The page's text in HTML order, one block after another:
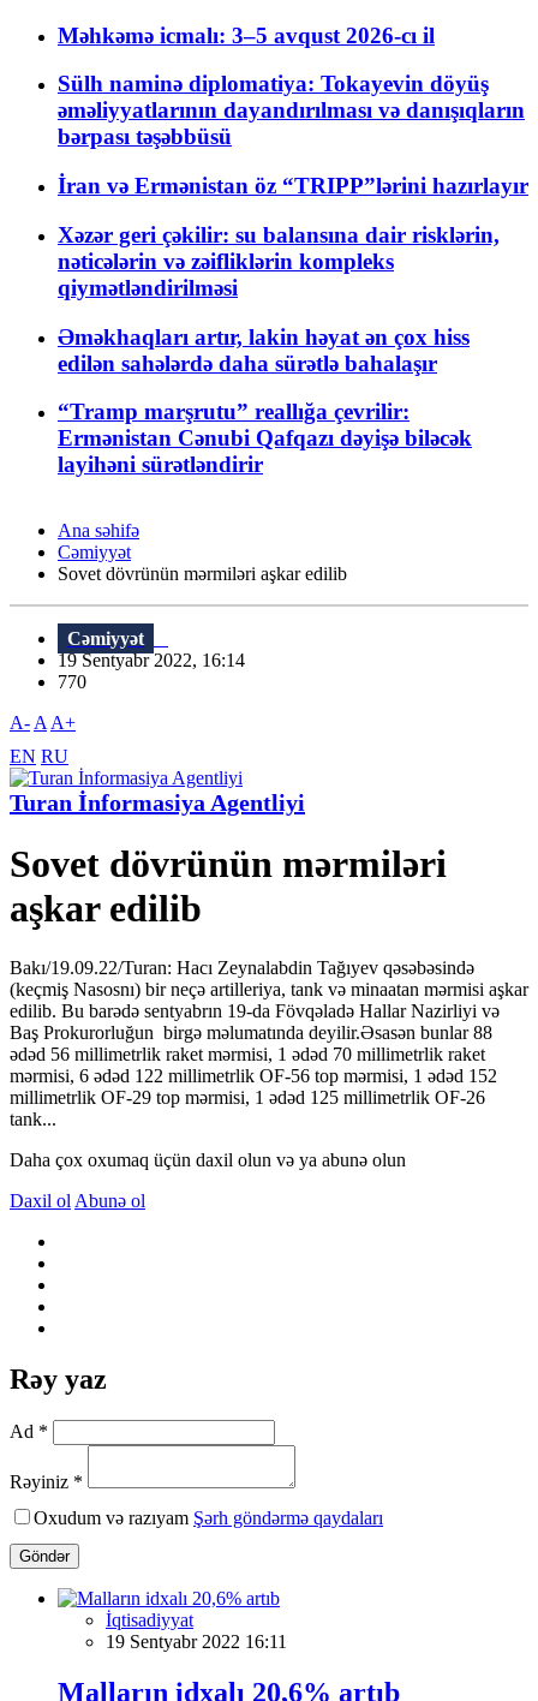
Məhkəmə icmalı: 3–5 avqust 2026-cı il
Sülh naminə diplomatiya: Tokayevin döyüş
əməliyyatlarının dayandırılması və danışıqların
bərpası təşəbbüsü
İran və Ermənistan öz “TRIPP”lərini hazırlayır
Xəzər geri çəkilir: su balansına dair risklərin,
nəticələrin və zəifliklərin kompleks
qiymətləndirilməsi
Əməkhaqları artır, lakin həyat ən çox hiss
edilən sahələrdə daha sürətlə bahalaşır
“Tramp marşrutu” reallığa çevrilir:
Ermənistan Cənubi Qafqazı dəyişə biləcək
layihəni sürətləndirir
Ana səhifə
Cəmiyyət
Sovet dövrünün mərmiləri aşkar edilib
Cəmiyyət
19 Sentyabr 2022, 16:14
770
A- A A+
EN RU
Turan İnformasiya Agentliyi
Sovet dövrünün mərmiləri
aşkar edilib
Bakı/19.09.22/Turan: Hacı Zeynalabdin Tağıyev qəsəbəsində
(keçmiş Nasosnı) bir neçə artilleriya, tank və minaatan mərmisi aşkar
edilib. Bu barədə sentyabrın 19-da Fövqəladə Hallar Nazirliyi və
Baş Prokurorluğun birgə məlumatında deyilir.Əsasən bunlar 88
ədəd 56 millimetrlik raket mərmisi, 1 ədəd 70 millimetrlik raket
mərmisi, 6 ədəd 122 millimetrlik OF-56 top mərmisi, 1 ədəd 152
millimetrlik OF-29 top mərmisi, 1 ədəd 125 millimetrlik OF-26
tank...
Daha çox oxumaq üçün daxil olun və ya abunə olun
Daxil ol Abunə ol
Rəy yaz
Ad *
Rəyiniz *
Oxudum və razıyam Şərh göndərmə qaydaları
Göndər
İqtisadiyyat
19 Sentyabr 2022 16:11
Malların idxalı 20,6% artıb